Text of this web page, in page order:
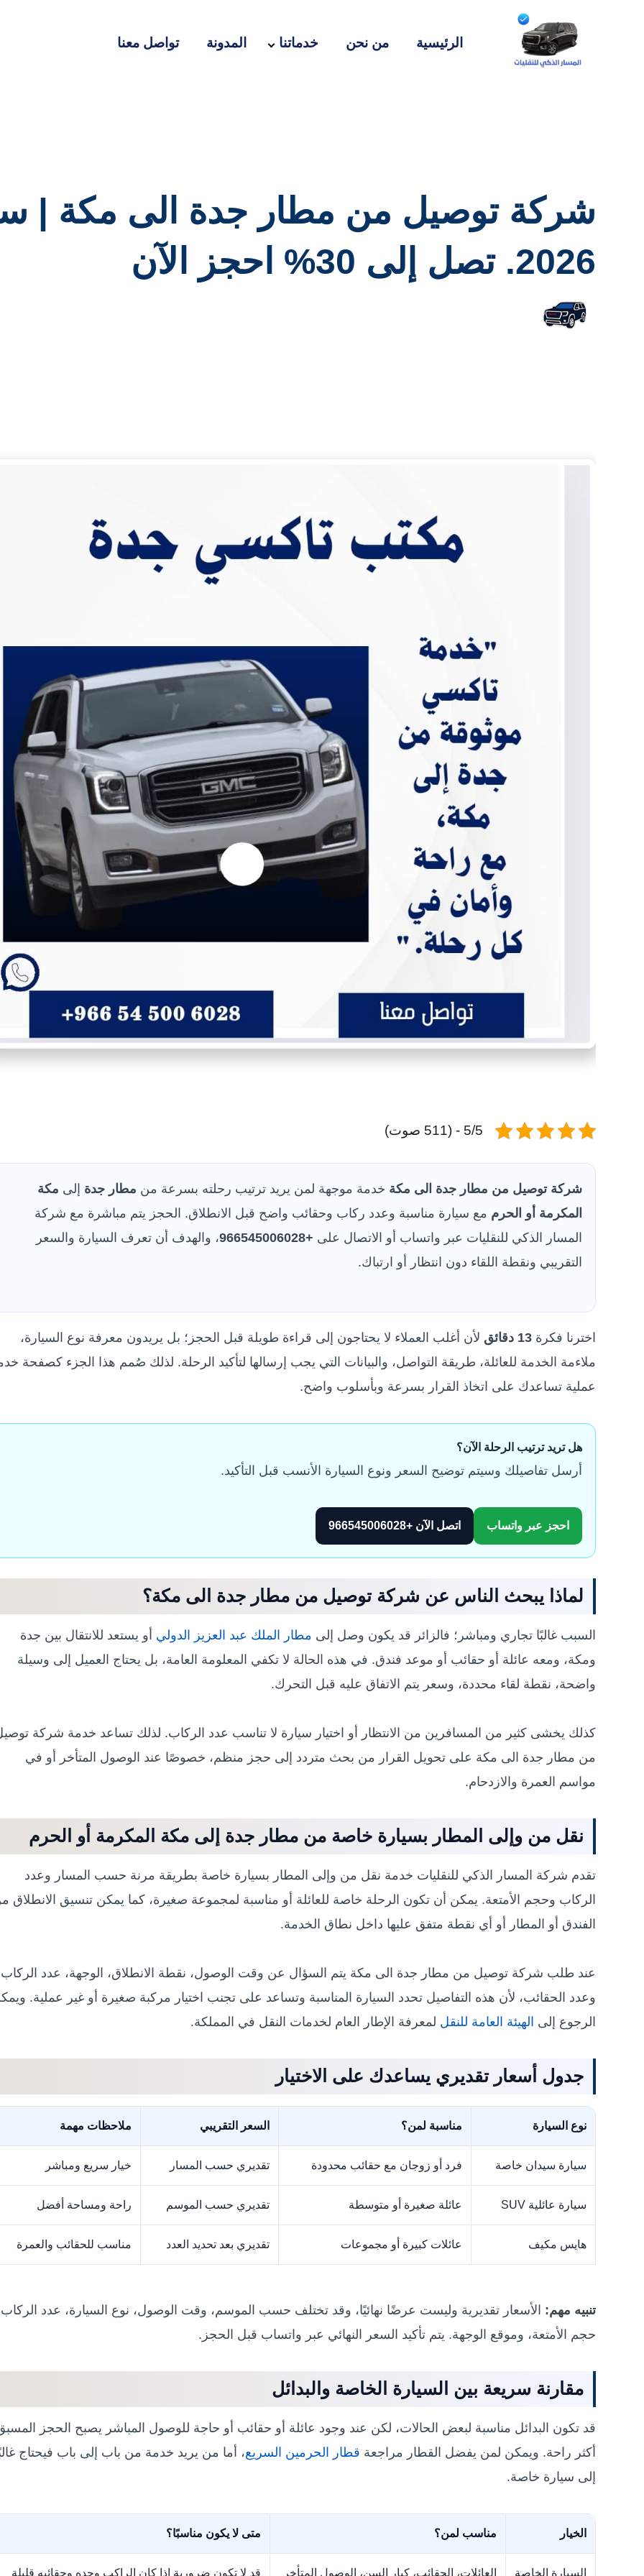
الرئيسية من نحن خدماتنا المدونة تواصل معنا
شركة توصيل من مطار جدة الى مكة |
2026. تصل إلى 30% احجز الآن
5/5 - (511 صوت)
شركة توصيل من مطار جدة الى مكة خدمة موجهة لمن يريد ترتيب رحلته بسرعة من مطار جدة إلى مكة
المكرمة أو الحرم مع سيارة مناسبة وعدد ركاب وحقائب واضح قبل الانطلاق. الحجز يتم مباشرة مع شركة
المسار الذكي للنقليات عبر واتساب أو الاتصال على +966545006028
، والهدف أن تعرف السيارة والسعر
التقريبي ونقطة اللقاء دون انتظار أو ارتباك.
اخترنا فكرة13 دقائق
لأن أغلب العملاء لا يحتاجون إلى قراءة طويلة قبل الحجز؛ بل يريدون معرفة نوع السيارة،
ملاءمة الخدمة للعائلة، طريقة التواصل، والبيانات التي يجب إرسالها لتأكيد الرحلة. لذلك صُمم هذا الجزء كصفحة
عملية تساعدك على اتخاذ القرار بسرعة وبأسلوب واضح.
هل تريد ترتيب الرحلة الآن؟
أرسل تفاصيلك وسيتم توضيح السعر ونوع السيارة الأنسب قبل التأكيد.
احجز عبر واتساب اتصل الآن +966545006028
لماذا يبحث الناس عن شركة توصيل من مطار جدة الى مكة؟
السبب غالبًا تجاري ومباشر؛ فالزائر قد يكون وصل إلى مطار الملك عبد العزيز الدولي أو يستعد للانتقال بين جدة
ومكة، ومعه عائلة أو حقائب أو موعد فندق. في هذه الحالة لا تكفي المعلومة العامة، بل يحتاج العميل إلى وسيلة
واضحة، نقطة لقاء محددة، وسعر يتم الاتفاق عليه قبل التحرك.
كذلك يخشى كثير من المسافرين من الانتظار أو اختيار سيارة لا تناسب عدد الركاب. لذلك تساعد خدمة شركة
من مطار جدة الى مكة على تحويل القرار من بحث متردد إلى حجز منظم، خصوصًا عند الوصول المتأخر أو في
مواسم العمرة والازدحام.
نقل من وإلى المطار بسيارة خاصة من مطار جدة إلى مكة المكرمة أو الحرم
تقدم شركة المسار الذكي للنقليات خدمة نقل من وإلى المطار بسيارة خاصة بطريقة مرنة حسب المسار وعدد
الركاب وحجم الأمتعة. يمكن أن تكون الرحلة خاصة للعائلة أو مناسبة لمجموعة صغيرة، كما يمكن تنسيق الانطلاق
الفندق أو المطار أو أي نقطة متفق عليها داخل نطاق الخدمة.
عند طلب شركة توصيل من مطار جدة الى مكة يتم السؤال عن وقت الوصول، نقطة الانطلاق، الوجهة، عدد
وعدد الحقائب، لأن هذه التفاصيل تحدد السيارة المناسبة وتساعد على تجنب اختيار مركبة صغيرة أو غير عملية.
الرجوع إلى الهيئة العامة للنقل لمعرفة الإطار العام لخدمات النقل في المملكة.
جدول أسعار تقديري يساعدك على الاختيار
نوع السيارة مناسبة لمن؟ السعر التقريبي ملاحظات مهمة
سيارة سيدان خاصة فرد أو زوجان مع حقائب محدودة تقديري حسب المسار خيار سريع ومباشر
سيارة عائلية SUV عائلة صغيرة أو متوسطة تقديري حسب الموسم راحة ومساحة أفضل
هايس مكيف عائلات كبيرة أو مجموعات تقديري بعد تحديد العدد مناسب للحقائب والعمرة
تنبيه مهم: الأسعار تقديرية وليست عرضًا نهائيًا، وقد تختلف حسب الموسم، وقت الوصول، نوع السيارة، عدد
حجم الأمتعة، وموقع الوجهة. يتم تأكيد السعر النهائي عبر واتساب قبل الحجز.
مقارنة سريعة بين السيارة الخاصة والبدائل
قد تكون البدائل مناسبة لبعض الحالات، لكن عند وجود عائلة أو حقائب أو حاجة للوصول المباشر يصبح الحجز
أكثر راحة. ويمكن لمن يفضل القطار مراجعة قطار الحرمين السريع، أما من يريد خدمة من باب إلى باب فيحتاج
إلى سيارة خاصة.
الخيار مناسب لمن؟ متى لا يكون مناسبًا؟
السيارة الخاصة العائلات، الحقائب، كبار السن، الوصول المتأخر قد لا تكون ضرورية إذا كان الراكب وحده وحقائبه قليلة